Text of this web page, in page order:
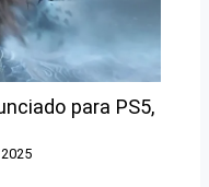
para PS5,